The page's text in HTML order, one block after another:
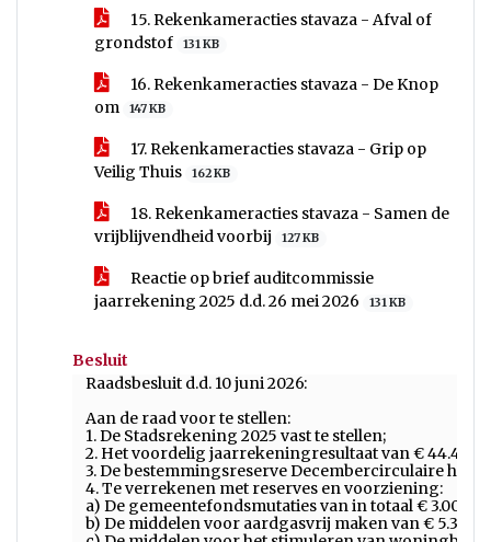
15. Rekenkameracties stavaza - Afval of
grondstof
131 KB
16. Rekenkameracties stavaza - De Knop
om
147 KB
17. Rekenkameracties stavaza - Grip op
Veilig Thuis
162 KB
18. Rekenkameracties stavaza - Samen de
vrijblijvendheid voorbij
127 KB
Reactie op brief auditcommissie
jaarrekening 2025 d.d. 26 mei 2026
131 KB
Besluit
Raadsbesluit d.d. 10 juni 2026:
Aan de raad voor te stellen:
1. De Stadsrekening 2025 vast te stellen;
2. Het voordelig jaarrekeningresultaat van €
3. De bestemmingsreserve Decembercirculaire
4. Te verrekenen met reserves en voorziening:
a) De gemeentefondsmutaties van in totaal €
b) De middelen voor aardgasvrij maken van €